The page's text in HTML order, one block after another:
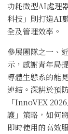
功耗微型AI處理
科技」則打造AI
全及管理效率。
參展團隊之一、
示，感謝青年局
導體生態系的能
連結。深耕於預
「InnoVEX
護」策略，如何
即時使用的高效